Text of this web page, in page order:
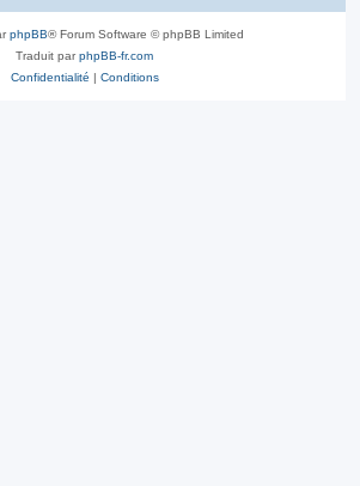
phpBB® Forum Software © phpBB Limited
Traduit parphpBB-fr.com
Confidentialité | Conditions